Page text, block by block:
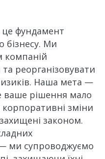
фундамент
бізнесу. Ми
компаній
реорганізовувати
Наша мета —
ваше рішення мало
корпоративні зміни
законом.
ми супроводжуємо